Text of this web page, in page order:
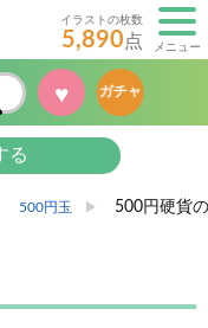
イラストの枚数
5,890点 メニュー
♥ ガチャ
る
500円玉 500円硬貨